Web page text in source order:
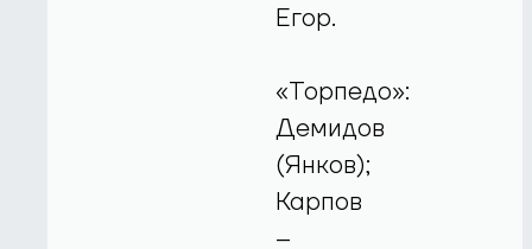
Егор.
«Торпедо»:
Демидов
(Янков);
Карпов
–